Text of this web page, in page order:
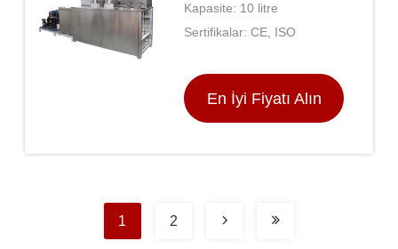
Kapasite: 10 litre
Sertifikalar: CE, ISO
En İyi Fiyatı Alın
1 2